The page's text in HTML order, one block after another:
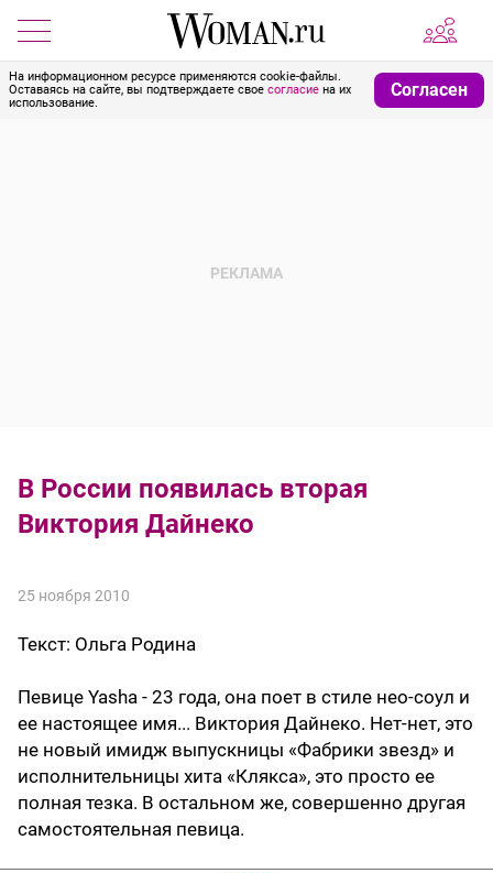
На информационном ресурсе применяются cookie-файлы.
Оставаясь на сайте, вы подтверждаете свое согласие на их
использование.
Согласен
В России появилась вторая
Виктория Дайнеко
25 ноября 2010
Текст: Ольга Родина
Певице Yasha - 23 года, она поет в стиле нео-соул и
ее настоящее имя... Виктория Дайнеко. Нет-нет, это
не новый имидж выпускницы «Фабрики звезд» и
исполнительницы хита «Клякса», это просто ее
полная тезка. В остальном же, совершенно другая
самостоятельная певица.